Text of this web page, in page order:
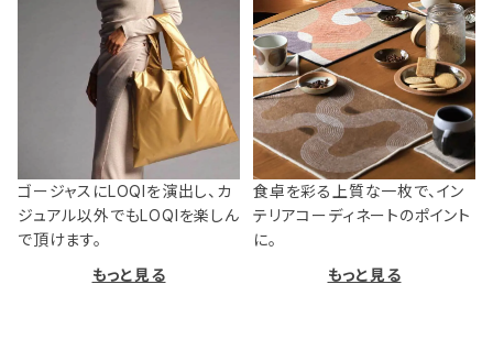
ゴージャスにLOQIを演出し、カ
ジュアル以外でもLOQIを楽しん
で頂けます。
もっと見る
食卓を彩る上質な一枚で、イン
テリアコーディネートのポイント
に。
もっと見る